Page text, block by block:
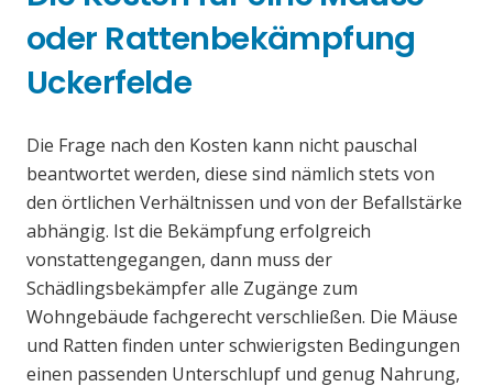
oder Rattenbekämpfung
Uckerfelde
Die Frage nach den Kosten kann nicht pauschal
beantwortet werden, diese sind nämlich stets von
den örtlichen Verhältnissen und von der Befallstärke
abhängig. Ist die Bekämpfung erfolgreich
vonstattengegangen, dann muss der
Schädlingsbekämpfer alle Zugänge zum
Wohngebäude fachgerecht verschließen. Die Mäuse
und Ratten finden unter schwierigsten Bedingungen
einen passenden Unterschlupf und genug Nahrung,